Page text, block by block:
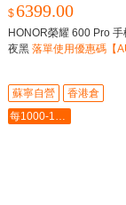
$6399.00
HONOR榮耀 600 Pro
夜黑 落單使用優惠碼【
蘇寧自營
香港倉
每1000-100最多-5000